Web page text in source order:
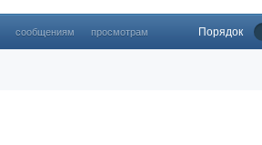
сообщениям просмотрам Порядок